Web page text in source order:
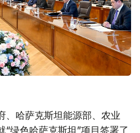
、哈萨克斯坦能源部、农业
绿色哈萨克斯坦”项目签署了